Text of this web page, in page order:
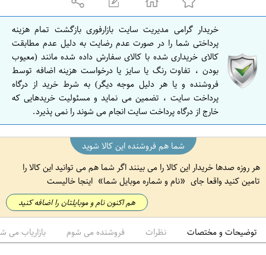
ا
ن
ا
ص
ف
ا
ن
خریدار گرامی مدیریت سایت بازارفوری بازگشت تمام هزینه
پرداختی شما را در صورت عدم رضایت به دلیل عدم مطابقت
کالای خریداری شده با کالای سفارش داده شده مانند (معیوب
بودن ، تفاوت رنگ یا سایز یا درخواست هزینه اضافه توسط
فروشنده و یا هر دلیل موجه دیگر) به شرط خرید از درگاه
پرداخت سایت ، تضمین می نماید و مسئولیت خریدهایی که
خارج از درگاه پرداخت سایت انجام می شوند را نمی پذیرد.
شما هم فروشنده این کالا شوید
هر روزه صدها خریدار این کالا را می بینند اگر شما هم می توانید این کالا را
تامین کنید واقعا جای
نام و شماره موبایل شما اینجا خالیست
هم اکنون نام و موبایلتان را اضافه کنید
توضیحات و مختصات نظرات فروشنده می شوم بازاریاب می